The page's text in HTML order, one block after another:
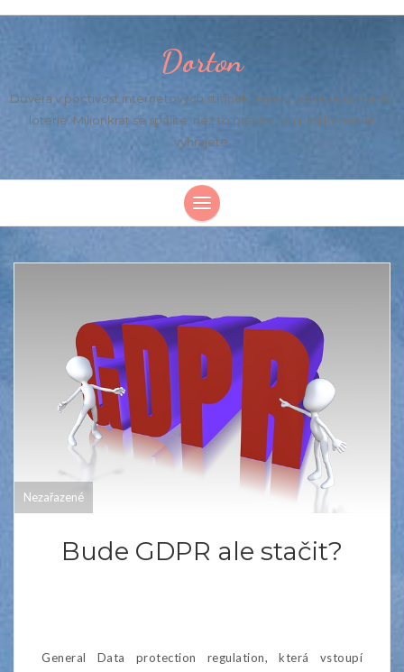
Dorton
Důvěra v poctivost internetových stránek je jako učiněná sázka do
loterie. Milionkrát se spálíte, než to právě s tou naší konečně
vyhrajete.
Nezařazené
Bude GDPR ale stačit?
General Data protection regulation, která vstoupí